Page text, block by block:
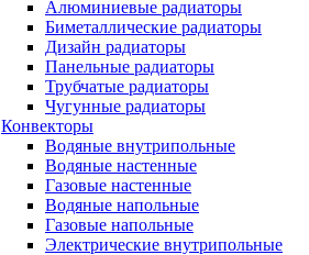
Алюминиевые радиаторы
Биметаллические радиаторы
Дизайн радиаторы
Панельные радиаторы
Трубчатые радиаторы
Чугунные радиаторы
Конвекторы
Водяные внутрипольные
Водяные настенные
Газовые настенные
Водяные напольные
Газовые напольные
Электрические внутрипольные